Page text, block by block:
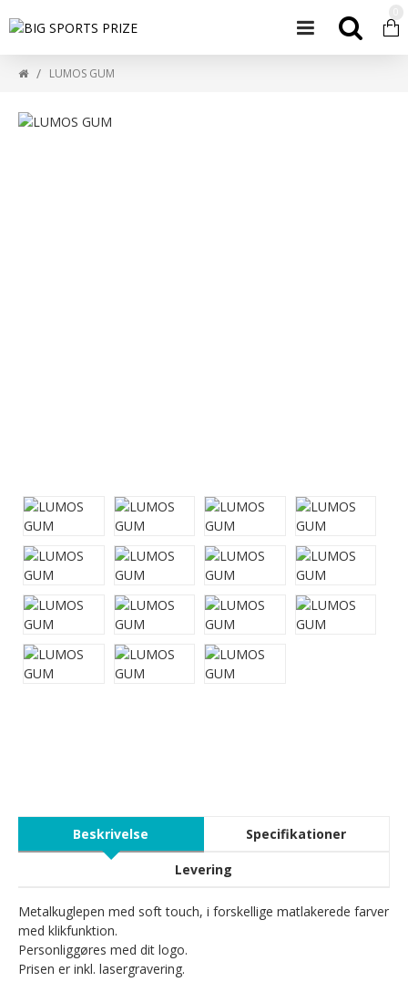
LUMOS GUM
Beskrivelse Specifikationer
Levering
Metalkuglepen med soft touch, i forskellige matlakerede farver
med klikfunktion.
Personliggøres med dit logo.
Prisen er inkl. lasergravering.